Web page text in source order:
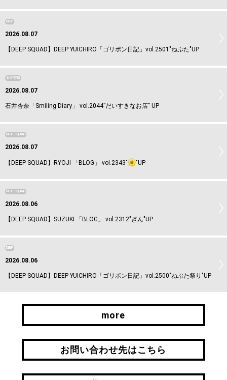
DEEP
2026.08.07
【DEEP SQUAD】DEEP YUICHIRO「ゴリポン日記」vol.2501"ねぷた"UP
石井杏奈
2026.08.07
石井杏奈「Smiling Diary」 vol.2044”だいすきなお店” UP
DEEP SQUAD
2026.08.07
【DEEP SQUAD】RYOJI 「BLOG」 vol.2343" "UP
DEEP SQUAD
2026.08.06
【DEEP SQUAD】SUZUKI 「BLOG」 vol.2312"ぎん"UP
DEEP
2026.08.06
【DEEP SQUAD】DEEP YUICHIRO「ゴリポン日記」vol.2500"ねぶた祭り"UP
more
more
お問い合わせ先はこちら
お問い合わせ先はこちら
引継ぎはこちら